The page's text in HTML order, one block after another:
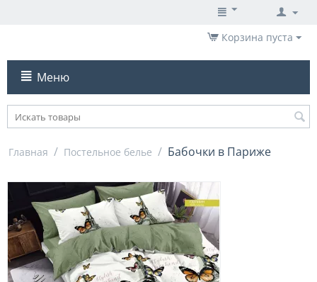
Корзина пуста
Меню
Главная / Постельное белье / Бабочки в Париже